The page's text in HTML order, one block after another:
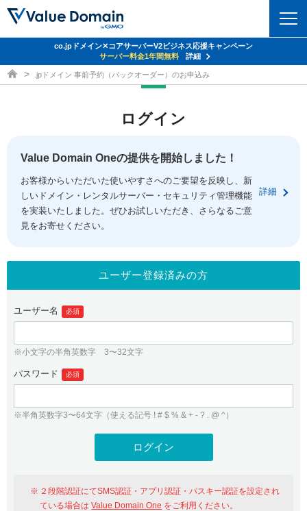
ドメイントップ
ドメイン移管
ドメイン価格一覧
ドメイン一括検索
.jpドメインオークション
gTLDオークション NEW!
.jpドメインバックオーダー
プレミアムドメイン
人気ドメインの種類
WHOIS検索
コアサーバー
バリューサーバー
XREA
セキュリティトップ
Value Domain ネットde診断
SSL証明書
サービストップ
お得意様割引
紹介制度
バリュードメインAPI
ドメイン・ホスティングOEM
facebook
ログイン
従来のバリュードメインをご利用希望の方
Value Domainにログイン
おすすめ One レンタルサーバーを含む最新の機能を使う方
ユーザー登録
co.jpドメイン✕コアサーバーV2ビジネス応援キャンペーン
サーバー料金1年間無料
詳細
ドメイン取得ならバリュードメイン
.jpドメイン 事前予約（バックオーダー）のお申込み
ログイン
Value Domain Oneの提供を開始しました！
お客様からいただいた使いやすさへのご要望を反映し、新
しいドメイン・レンタルサーバー・セキュリティ管理機能
を実装いたしました。ぜひお試しいただき、さらなるご意
見をお寄せください。
詳細
ユーザー登録済みの方
ユーザー名 必須
※小文字の半角英数字 3〜32文字
パスワード 必須
※半角英数字3〜64文字（使える記号 ! # $ % & + - ? . @ ^）
２段階認証にてSMS認証・アプリ認証・パスキー認証を設定され
ている場合はValue Domain One をご利用ください。